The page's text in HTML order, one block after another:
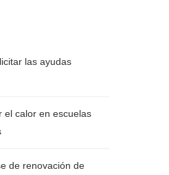
las ayudas
el calor en escuelas
de renovación de